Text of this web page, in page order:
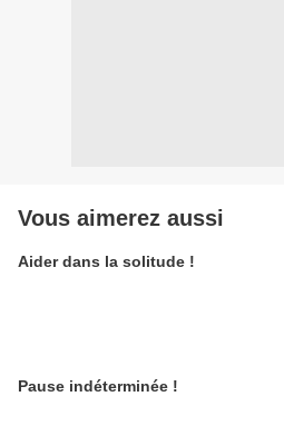
Vous aimerez aussi
Aider dans la solitude !
Pause indéterminée !